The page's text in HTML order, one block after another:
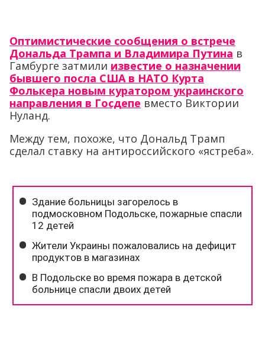
Оптимистические сообщения о встрече
Дональда Трампа и Владимира Путина в
Гамбурге затмили известие о назначении
бывшего посла США в НАТО Курта
Фолькера новым куратором украинского
направления в Госдепе вместо Виктории
Нуланд.
Между тем, похоже, что Дональд Трамп
сделал ставку на антироссийского «ястреба».